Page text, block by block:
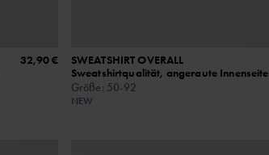
32,90 €
SWEATSHIRT OVERALL
Sweatshirtqualität, angeraute Innenseite
Größe: 50-92
NEW